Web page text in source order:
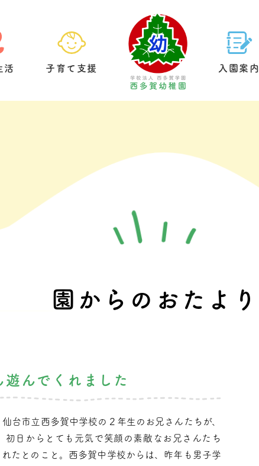
活 子育て支援 入園案内
園からのおたより
んでくれました
台市立西多賀中学校の２年生のお兄さんたちが、
初日からとても元気で笑顔の素敵なお兄さんたち
たとのこと。西多賀中学校からは、昨年も男子学